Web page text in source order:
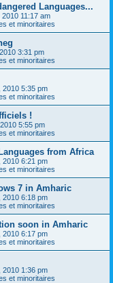
Languages...
11:17 am
et minoritaires
3:31 pm
et minoritaires
2010 5:35 pm
et minoritaires
!
5:55 pm
et minoritaires
from Africa
2010 6:21 pm
et minoritaires
7 in Amharic
2010 6:18 pm
et minoritaires
soon in Amharic
2010 6:17 pm
et minoritaires
2010 1:36 pm
et minoritaires